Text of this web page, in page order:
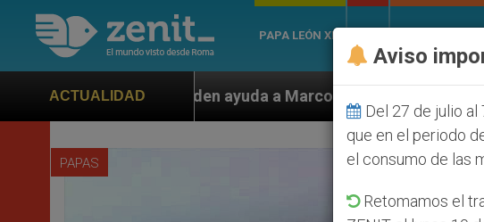
PAPA LEÓN XIV
ACTUALIDAD
ayuda a Marco Rubio ante persecución de colonos judíos
PAPAS
Aviso
Del 27 de julio
que en el periodo
el consumo de las
Retomamos el